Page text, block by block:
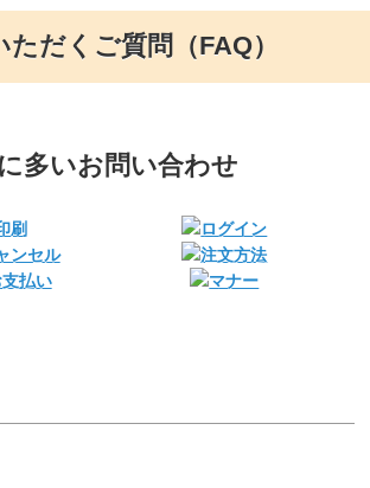
ただくご質問（FAQ）
多いお問い合わせ